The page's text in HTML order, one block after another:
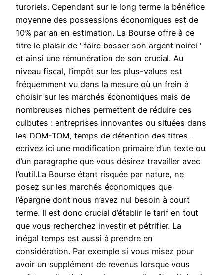
turoriels. Cependant sur le long terme la bénéfice
moyenne des possessions économiques est de
10% par an en estimation. La Bourse offre à ce
titre le plaisir de ‘ faire bosser son argent noirci ‘
et ainsi une rémunération de son crucial. Au
niveau fiscal, l’impôt sur les plus-values est
fréquemment vu dans la mesure où un frein à
choisir sur les marchés économiques mais de
nombreuses niches permettent de réduire ces
culbutes : entreprises innovantes ou situées dans
les DOM-TOM, temps de détention des titres…
ecrivez ici une modification primaire d’un texte ou
d’un paragraphe que vous désirez travailler avec
l’outil.La Bourse étant risquée par nature, ne
posez sur les marchés économiques que
l’épargne dont nous n’avez nul besoin à court
terme. Il est donc crucial d’établir le tarif en tout
que vous recherchez investir et pétrifier. La
inégal temps est aussi à prendre en
considération. Par exemple si vous misez pour
avoir un supplément de revenus lorsque vous